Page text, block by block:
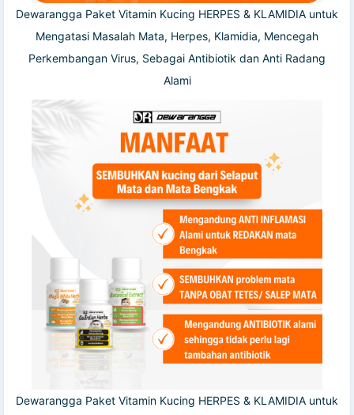
Dewarangga Paket Vitamin Kucing HERPES & KLAMIDIA untuk
Mengatasi Masalah Mata, Herpes, Klamidia, Mencegah
Perkembangan Virus, Sebagai Antibiotik dan Anti Radang
Alami
Dewarangga Paket Vitamin Kucing HERPES & KLAMIDIA untuk